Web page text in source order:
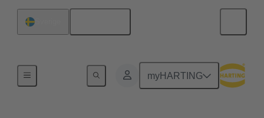
myHARTING
Förbindning moderkort till dotterkort